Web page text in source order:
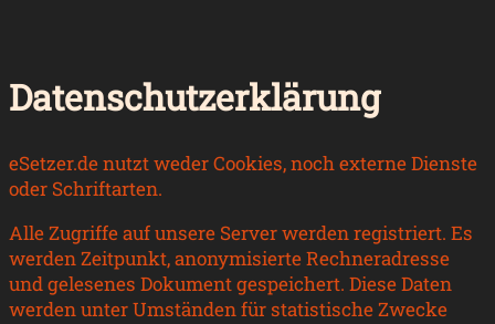
Datenschutzerklärung
eSetzer.de nutzt weder Cookies, noch externe Dienste
oder Schriftarten.
Alle Zugriffe auf unsere Server werden registriert. Es
werden Zeitpunkt, anonymisierte Rechneradresse
und gelesenes Dokument gespeichert. Diese Daten
werden unter Umständen für statistische Zwecke